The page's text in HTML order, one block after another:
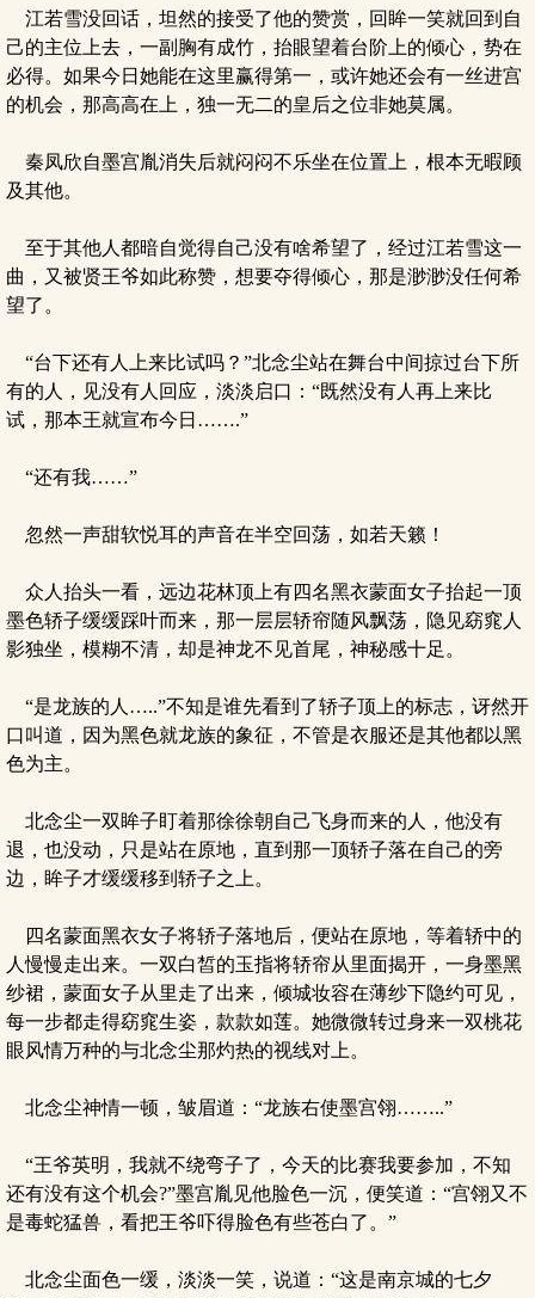
江若雪没回话，坦然的接受了他的赞赏，回眸一笑就回到自
己的主位上去，一副胸有成竹，抬眼望着台阶上的倾心，势在
必得。如果今日她能在这里赢得第一，或许她还会有一丝进宫
的机会，那高高在上，独一无二的皇后之位非她莫属。
秦凤欣自墨宫胤消失后就闷闷不乐坐在位置上，根本无暇顾
及其他。
至于其他人都暗自觉得自己没有啥希望了，经过江若雪这一
曲，又被贤王爷如此称赞，想要夺得倾心，那是渺渺没任何希
望了。
“台下还有人上来比试吗？”北念尘站在舞台中间掠过台下所
有的人，见没有人回应，淡淡启口：“既然没有人再上来比
试，那本王就宣布今日…….”
“还有我……”
忽然一声甜软悦耳的声音在半空回荡，如若天籁！
众人抬头一看，远边花林顶上有四名黑衣蒙面女子抬起一顶
墨色轿子缓缓踩叶而来，那一层层轿帘随风飘荡，隐见窈窕人
影独坐，模糊不清，却是神龙不见首尾，神秘感十足。
“是龙族的人…..”不知是谁先看到了轿子顶上的标志，讶然开
口叫道，因为黑色就龙族的象征，不管是衣服还是其他都以黑
色为主。
北念尘一双眸子盯着那徐徐朝自己飞身而来的人，他没有
退，也没动，只是站在原地，直到那一顶轿子落在自己的旁
边，眸子才缓缓移到轿子之上。
四名蒙面黑衣女子将轿子落地后，便站在原地，等着轿中的
人慢慢走出来。一双白皙的玉指将轿帘从里面揭开，一身墨黑
纱裙，蒙面女子从里走了出来，倾城妆容在薄纱下隐约可见，
每一步都走得窈窕生姿，款款如莲。她微微转过身来一双桃花
眼风情万种的与北念尘那灼热的视线对上。
北念尘神情一顿，皱眉道：“龙族右使墨宫翎……..”
“王爷英明，我就不绕弯子了，今天的比赛我要参加，不知
还有没有这个机会?”墨宫胤见他脸色一沉，便笑道：“宫翎又不
是毒蛇猛兽，看把王爷吓得脸色有些苍白了。”
北念尘面色一缓，淡淡一笑，说道：“这是南京城的七夕